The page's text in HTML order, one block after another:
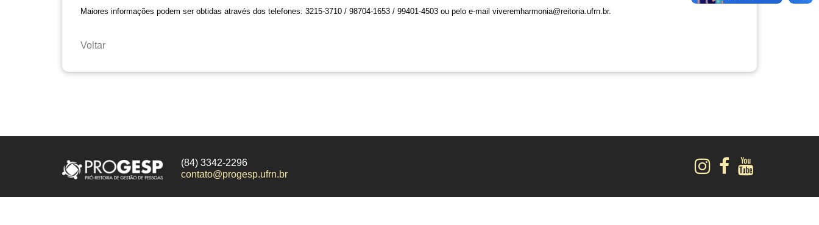
Maiores informações podem ser obtidas através dos telefones: 3215-3710 / 98704-1653 / 99401-4503 ou pelo e-mail viveremharmonia@reitoria.ufrn.br.
Voltar
(84) 3342-2296
contato@progesp.ufrn.br